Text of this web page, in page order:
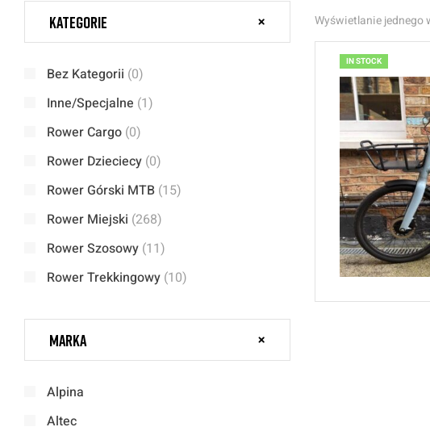
Wyświetlanie jednego
IN STOCK
Kategorie
Bez Kategorii (0)
Inne/Specjalne (1)
Rower Cargo (0)
Rower Dzieciecy (0)
Rower Górski MTB (15)
Rower Miejski (268)
Rower Szosowy (11)
Rower Trekkingowy (10)
Marka
Alpina
Altec